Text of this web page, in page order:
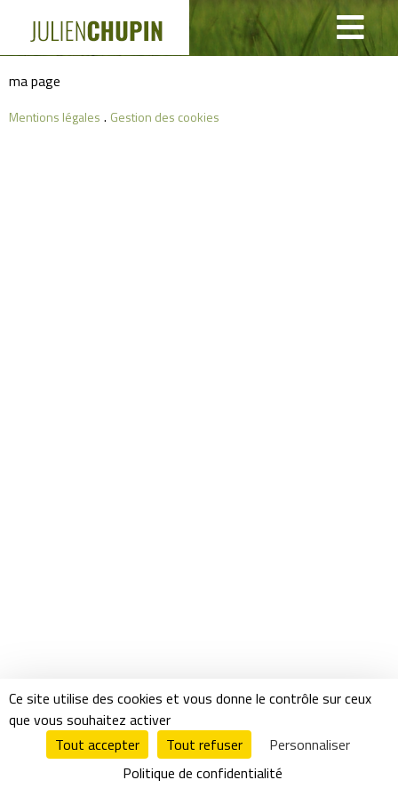
ma page
Mentions légales . Gestion des cookies
Ce site utilise des cookies et vous donne le contrôle sur ceux
que vous souhaitez activer
Tout accepter
Tout refuser
Personnaliser
Politique de confidentialité